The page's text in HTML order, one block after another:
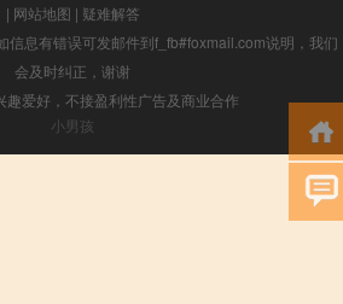
| 网站地图 | 疑难解答
信息有错误可发邮件到f_fb#foxmail.com说明，我们
会及时纠正，谢谢
趣爱好，不接盈利性广告及商业合作
小男孩